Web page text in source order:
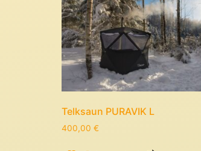
Telksaun PURAVIK L
400,00 €